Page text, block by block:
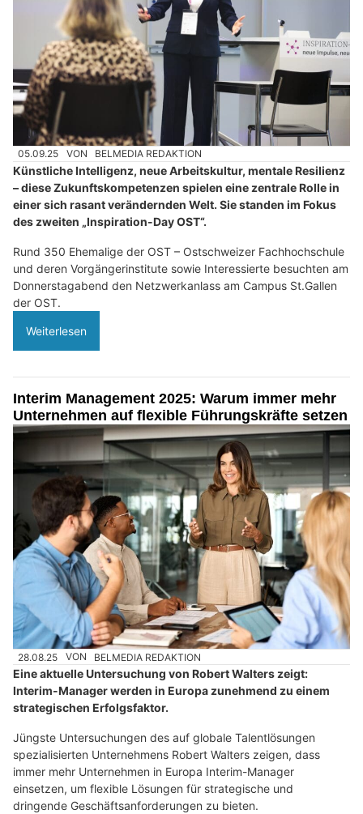
05.09.25 VON BELMEDIA REDAKTION
Künstliche Intelligenz, neue Arbeitskultur, mentale Resilienz
– diese Zukunftskompetenzen spielen eine zentrale Rolle in
einer sich rasant verändernden Welt. Sie standen im Fokus
des zweiten „Inspiration-Day OST“.
Rund 350 Ehemalige der OST – Ostschweizer Fachhochschule
und deren Vorgängerinstitute sowie Interessierte besuchten am
Donnerstagabend den Netzwerkanlass am Campus St.Gallen
der OST.
Weiterlesen
Interim Management 2025: Warum immer mehr
Unternehmen auf flexible Führungskräfte setzen
28.08.25 VON BELMEDIA REDAKTION
Eine aktuelle Untersuchung von Robert Walters zeigt:
Interim-Manager werden in Europa zunehmend zu einem
strategischen Erfolgsfaktor.
Jüngste Untersuchungen des auf globale Talentlösungen
spezialisierten Unternehmens Robert Walters zeigen, dass
immer mehr Unternehmen in Europa Interim-Manager
einsetzen, um flexible Lösungen für strategische und
dringende Geschäftsanforderungen zu bieten.